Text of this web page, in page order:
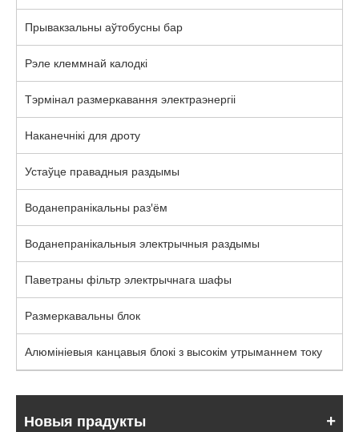
Прывакзальны аўтобусны бар
Рэле клеммнай калодкі
Тэрмінал размеркавання электраэнергіі
Наканечнікі для дроту
Устаўце правадныя раздымы
Воданепранікальны раз'ём
Воданепранікальныя электрычныя раздымы
Паветраны фільтр электрычнага шафы
Размеркавальны блок
Алюмініевыя канцавыя блокі з высокім утрыманнем току
Новыя прадукты